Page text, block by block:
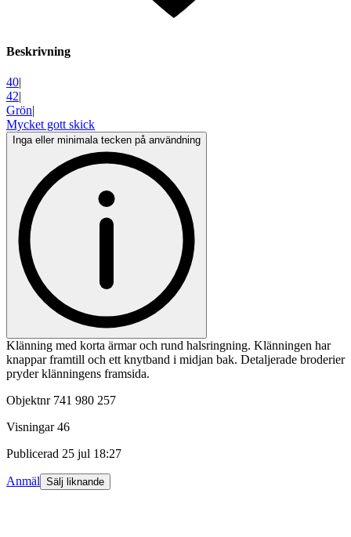
Beskrivning
40|
42|
Grön|
Mycket gott skick
Inga eller minimala tecken på användning
Klänning med korta ärmar och rund halsringning. Klänningen har
knappar framtill och ett knytband i midjan bak. Detaljerade broderier
pryder klänningens framsida.
Objektnr 741 980 257
Visningar 46
Publicerad 25 jul 18:27
Anmäl Sälj liknande